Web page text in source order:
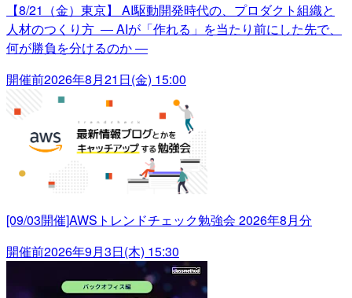
【8/21（金）東京】 AI駆動開発時代の、プロダクト組織と
人材のつくり方 ― AIが「作れる」を当たり前にした先で、
何が勝負を分けるのか ―
開催前2026年8月21日(金) 15:00
[09/03開催]AWSトレンドチェック勉強会 2026年8月分
開催前2026年9月3日(木) 15:30